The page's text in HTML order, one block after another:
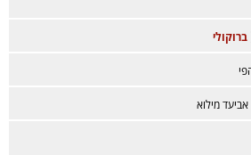
ברוקולי
אביעד מילוא